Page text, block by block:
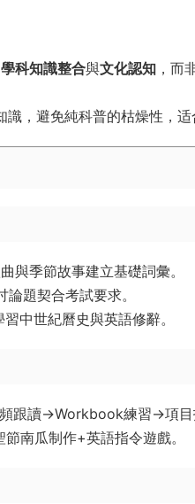
學科知識整合與文化認知 ，而
識，避免純科普的枯燥性，适
與季節故事建立基礎詞彙。
題契合考試要求。
中世紀曆史與英語修辭。
跟讀→Workbook練習→項目
南瓜制作+英語指令遊戲。